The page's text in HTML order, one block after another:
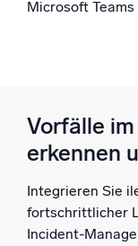
Microsoft
Vorfälle
erkennen
Integrieren Sie
fortschrittlicher
Incident-